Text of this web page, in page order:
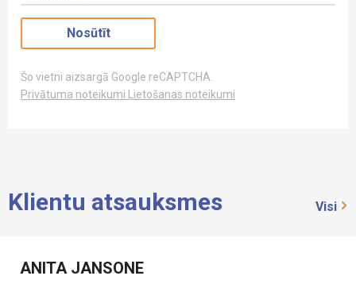
Šo vietni aizsargā Google reCAPTCHA.
Privātuma noteikumi
Lietošanas noteikumi
Klientu atsauksmes Visi
ANITA JANSONE